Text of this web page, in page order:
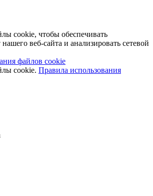
cookie, чтобы обеспечивать
веб-сайта и анализировать сетевой
файлов cookie
cookie. Правила использования